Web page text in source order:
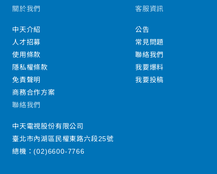
關於我們
中天介紹
人才招募
使用條款
隱私權條款
免責聲明
商務合作方案
客服資訊
公告
常見問題
聯絡我們
我要爆料
我要投稿
聯絡我們
中天電視股份有限公司
臺北市內湖區民權東路六段25號
總機：(02)6600-7766